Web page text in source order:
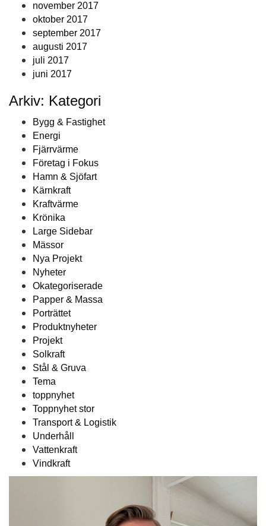
november 2017
oktober 2017
september 2017
augusti 2017
juli 2017
juni 2017
Arkiv: Kategori
Bygg & Fastighet
Energi
Fjärrvärme
Företag i Fokus
Hamn & Sjöfart
Kärnkraft
Kraftvärme
Krönika
Large Sidebar
Mässor
Nya Projekt
Nyheter
Okategoriserade
Papper & Massa
Porträttet
Produktnyheter
Projekt
Solkraft
Stål & Gruva
Tema
toppnyhet
Toppnyhet stor
Transport & Logistik
Underhåll
Vattenkraft
Vindkraft